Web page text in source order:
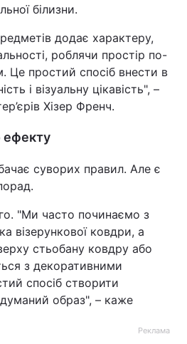
білизни.
додає характеру,
роблячи простір по-
простий спосіб внести в
і візуальну цікавість", –
Хізер Френч.
ефекту
суворих правил. Але є
"Ми часто починаємо з
візерункової ковдри, а
стьобану ковдру або
з декоративними
спосіб створити
образ", – каже
Реклама